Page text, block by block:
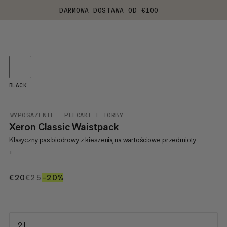
DARMOWA DOSTAWA OD €100
WYPOSAŻENIE PLECAKI I TORBY
Xeron Classic Waistpack
Klasyczny pas biodrowy z kieszenią na wartościowe przedmioty
+
€20€20
€25€25
–20%
BLACK